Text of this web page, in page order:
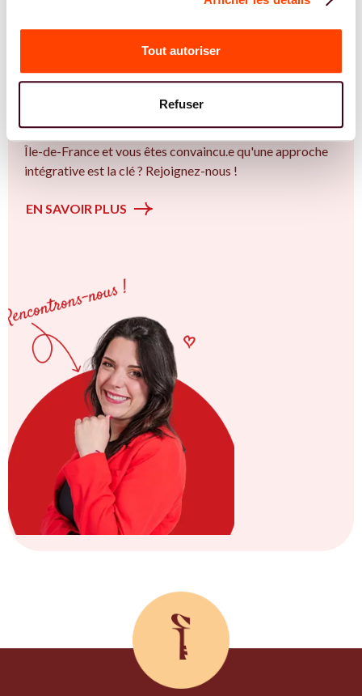
Tout autoriser
Refuser
Vous êtes Gynécologue expert.e.s en SMOP
Vous êtes Gynécologue spécialiste dans dans
thématique de la fertilité et particulièrement sur le Bien
plus qu’un trouble de la fertilité. Vous êtes à Antony ou en
Île-de-France et vous êtes convaincu.e qu'une approche
intégrative est la clé ? Rejoignez-nous !
EN SAVOIR PLUS